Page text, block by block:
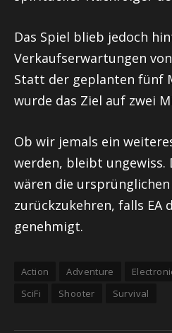
Das Spiel blieb jedoch
Verkaufserwartungen
Statt der geplanten fünf
wurde das Ziel auf zwei
Ob wir jemals ein
werden, bleibt ungewiss.
wären die
zurückzukehren, falls EA
genehmigt.
Action Adventure
SciFi
Shooter Survival